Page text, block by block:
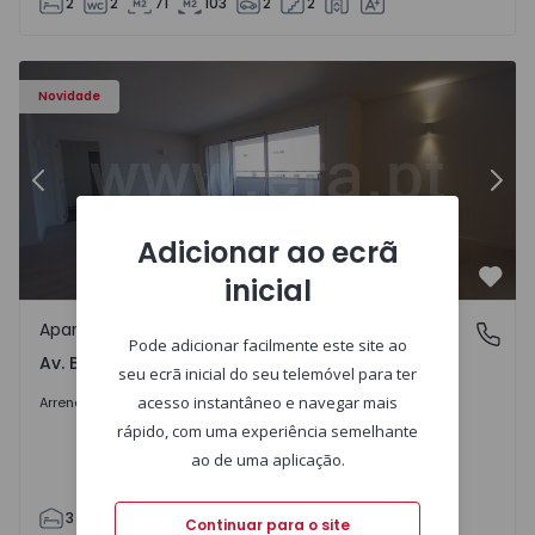
Novidade
Apartamento T3 Porto, Av. Boavista - 1575472 - 5
Anterior
Av. Boavista, Porto
Apartamento
Av. Boavista, Porto
Arrendar 2.300 €/mês
3 142 2 4
Adicionar ao ecrã
inicial
Pode adicionar facilmente este site ao
seu ecrã inicial do seu telemóvel para ter
acesso instantâneo e navegar mais
rápido, com uma experiência semelhante
ao de uma aplicação.
Continuar para o site